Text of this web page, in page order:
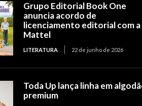
Grupo Editorial Book One
anuncia acordo de
licenciamento editorial com a
Mattel
LITERATURA 22 de junho de 2026
Toda Up lança linha em
premium